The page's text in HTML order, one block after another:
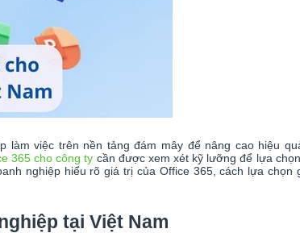
làm việc trên nền tảng đám mây để nâng cao hiệu
365 cho công ty cần được xem xét kỹ lưỡng để lựa
nghiệp hiểu rõ giá trị của Office 365, cách lựa
tại Việt Nam